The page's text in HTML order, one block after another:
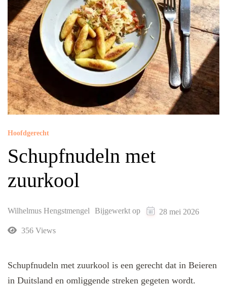
Hoofdgerecht
Schupfnudeln met
zuurkool
Wilhelmus Hengstmengel Bijgewerkt op 28 mei 2026
356 Views
Schupfnudeln met zuurkool is een gerecht dat in Beieren
in Duitsland en omliggende streken gegeten wordt.